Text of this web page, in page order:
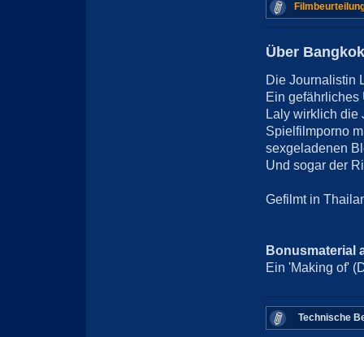
Über
Die Journalistin
Ein gefährliches
Laly wirklich die
Spielfilmporno
sexgeladenen
Und sogar der
Gefilmt in
Bonusmaterial
Ein 'Making of'
Technische